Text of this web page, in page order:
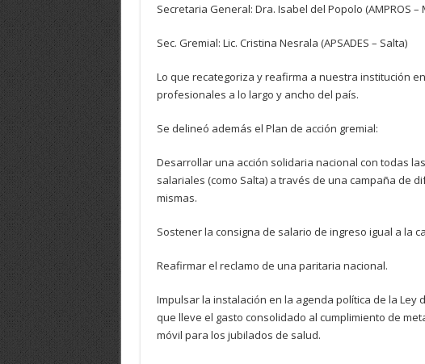
Secretaria General: Dra. Isabel del Popolo (AMPROS –
Sec. Gremial: Lic. Cristina Nesrala (APSADES – Salta)
Lo que recategoriza y reafirma a nuestra institución
profesionales a lo largo y ancho del país.
Se delineó además el Plan de acción gremial:
Desarrollar una acción solidaria nacional con todas
salariales (como Salta) a través de una campaña de
mismas.
Sostener la consigna de salario de ingreso igual a la
Reafirmar el reclamo de una paritaria nacional.
Impulsar la instalación en la agenda política de la
que lleve el gasto consolidado al cumplimiento de
móvil para los jubilados de salud.